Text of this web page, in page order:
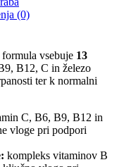
(0)
formula vsebuje 13
B12, C in železo
ter k normalni
C, B6, B9, B12 in
vloge pri podpori
kompleks vitaminov B